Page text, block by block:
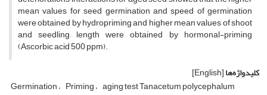
mean values for seed germination and speed of germination
were obtained by hydropriming and higher mean values of shoot
and seedling length were obtained by hormonal-priming
(Ascorbic acid 500 ppm).
کلیدواژه‌ها[English]
Germination Priming aging test Tanacetum polycephalum